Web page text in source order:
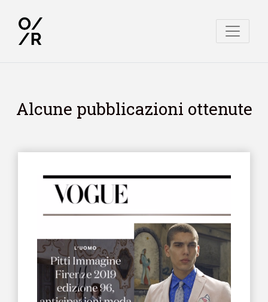
Alcune pubblicazioni ottenute